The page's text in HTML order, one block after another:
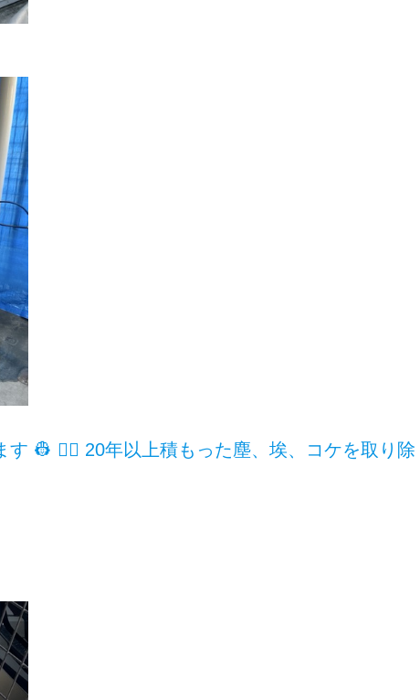
👷 👷‍♂️ 20年以上積もった塵、埃、コケを取り除